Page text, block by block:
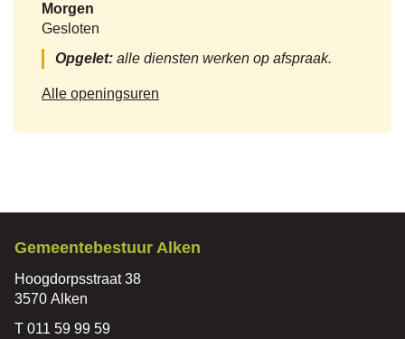
Morgen
Gesloten
Opgelet: alle diensten werken op afspraak.
Alle openingsuren
Contact
Gemeentebestuur Alken
Adres
Hoogdorpsstraat 38
,3570 Alken
Tel.011 59 99 59